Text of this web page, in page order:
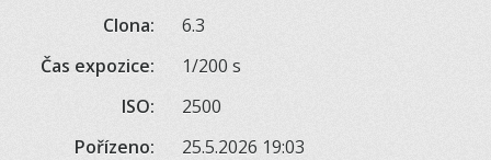
Clona:
6.3
Čas expozice:
1/200 s
ISO:
2500
Pořízeno:
25.5.2026 19:03